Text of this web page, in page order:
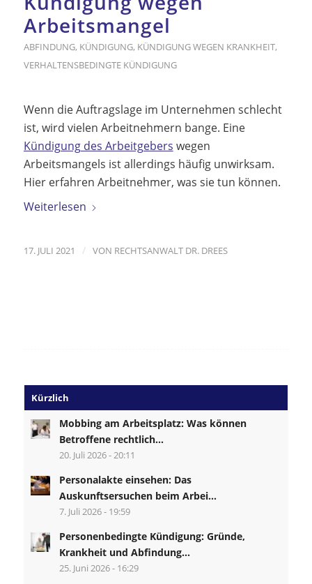
Arbeitsmangel
ABFINDUNG, KÜNDIGUNG, KÜNDIGUNG WEGEN KRANKHEIT,
VERHALTENSBEDINGTE KÜNDIGUNG
Wenn die Auftragslage im Unternehmen schlecht
ist, wird vielen Arbeitnehmern bange. Eine
Kündigung des Arbeitgebers wegen
Arbeitsmangels ist allerdings häufig unwirksam.
Hier erfahren Arbeitnehmer, was sie tun können.
Weiterlesen
17. JULI 2021 / VON RECHTSANWALT DR. DREES
Kürzlich
Mobbing am Arbeitsplatz: Was können
Betroffene rechtlich...
20. Juli 2026 - 20:11
Personalakte einsehen: Das
Auskunftsersuchen beim Arbei...
7. Juli 2026 - 19:59
Personenbedingte Kündigung: Gründe,
Krankheit und Abfindung...
25. Juni 2026 - 16:29